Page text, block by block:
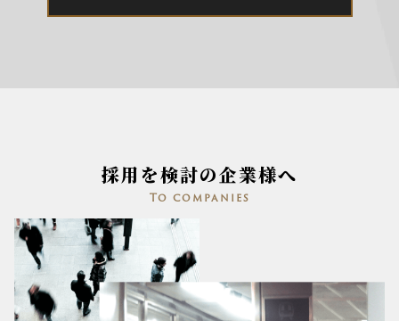
採用を検討の企業様へ
To companies